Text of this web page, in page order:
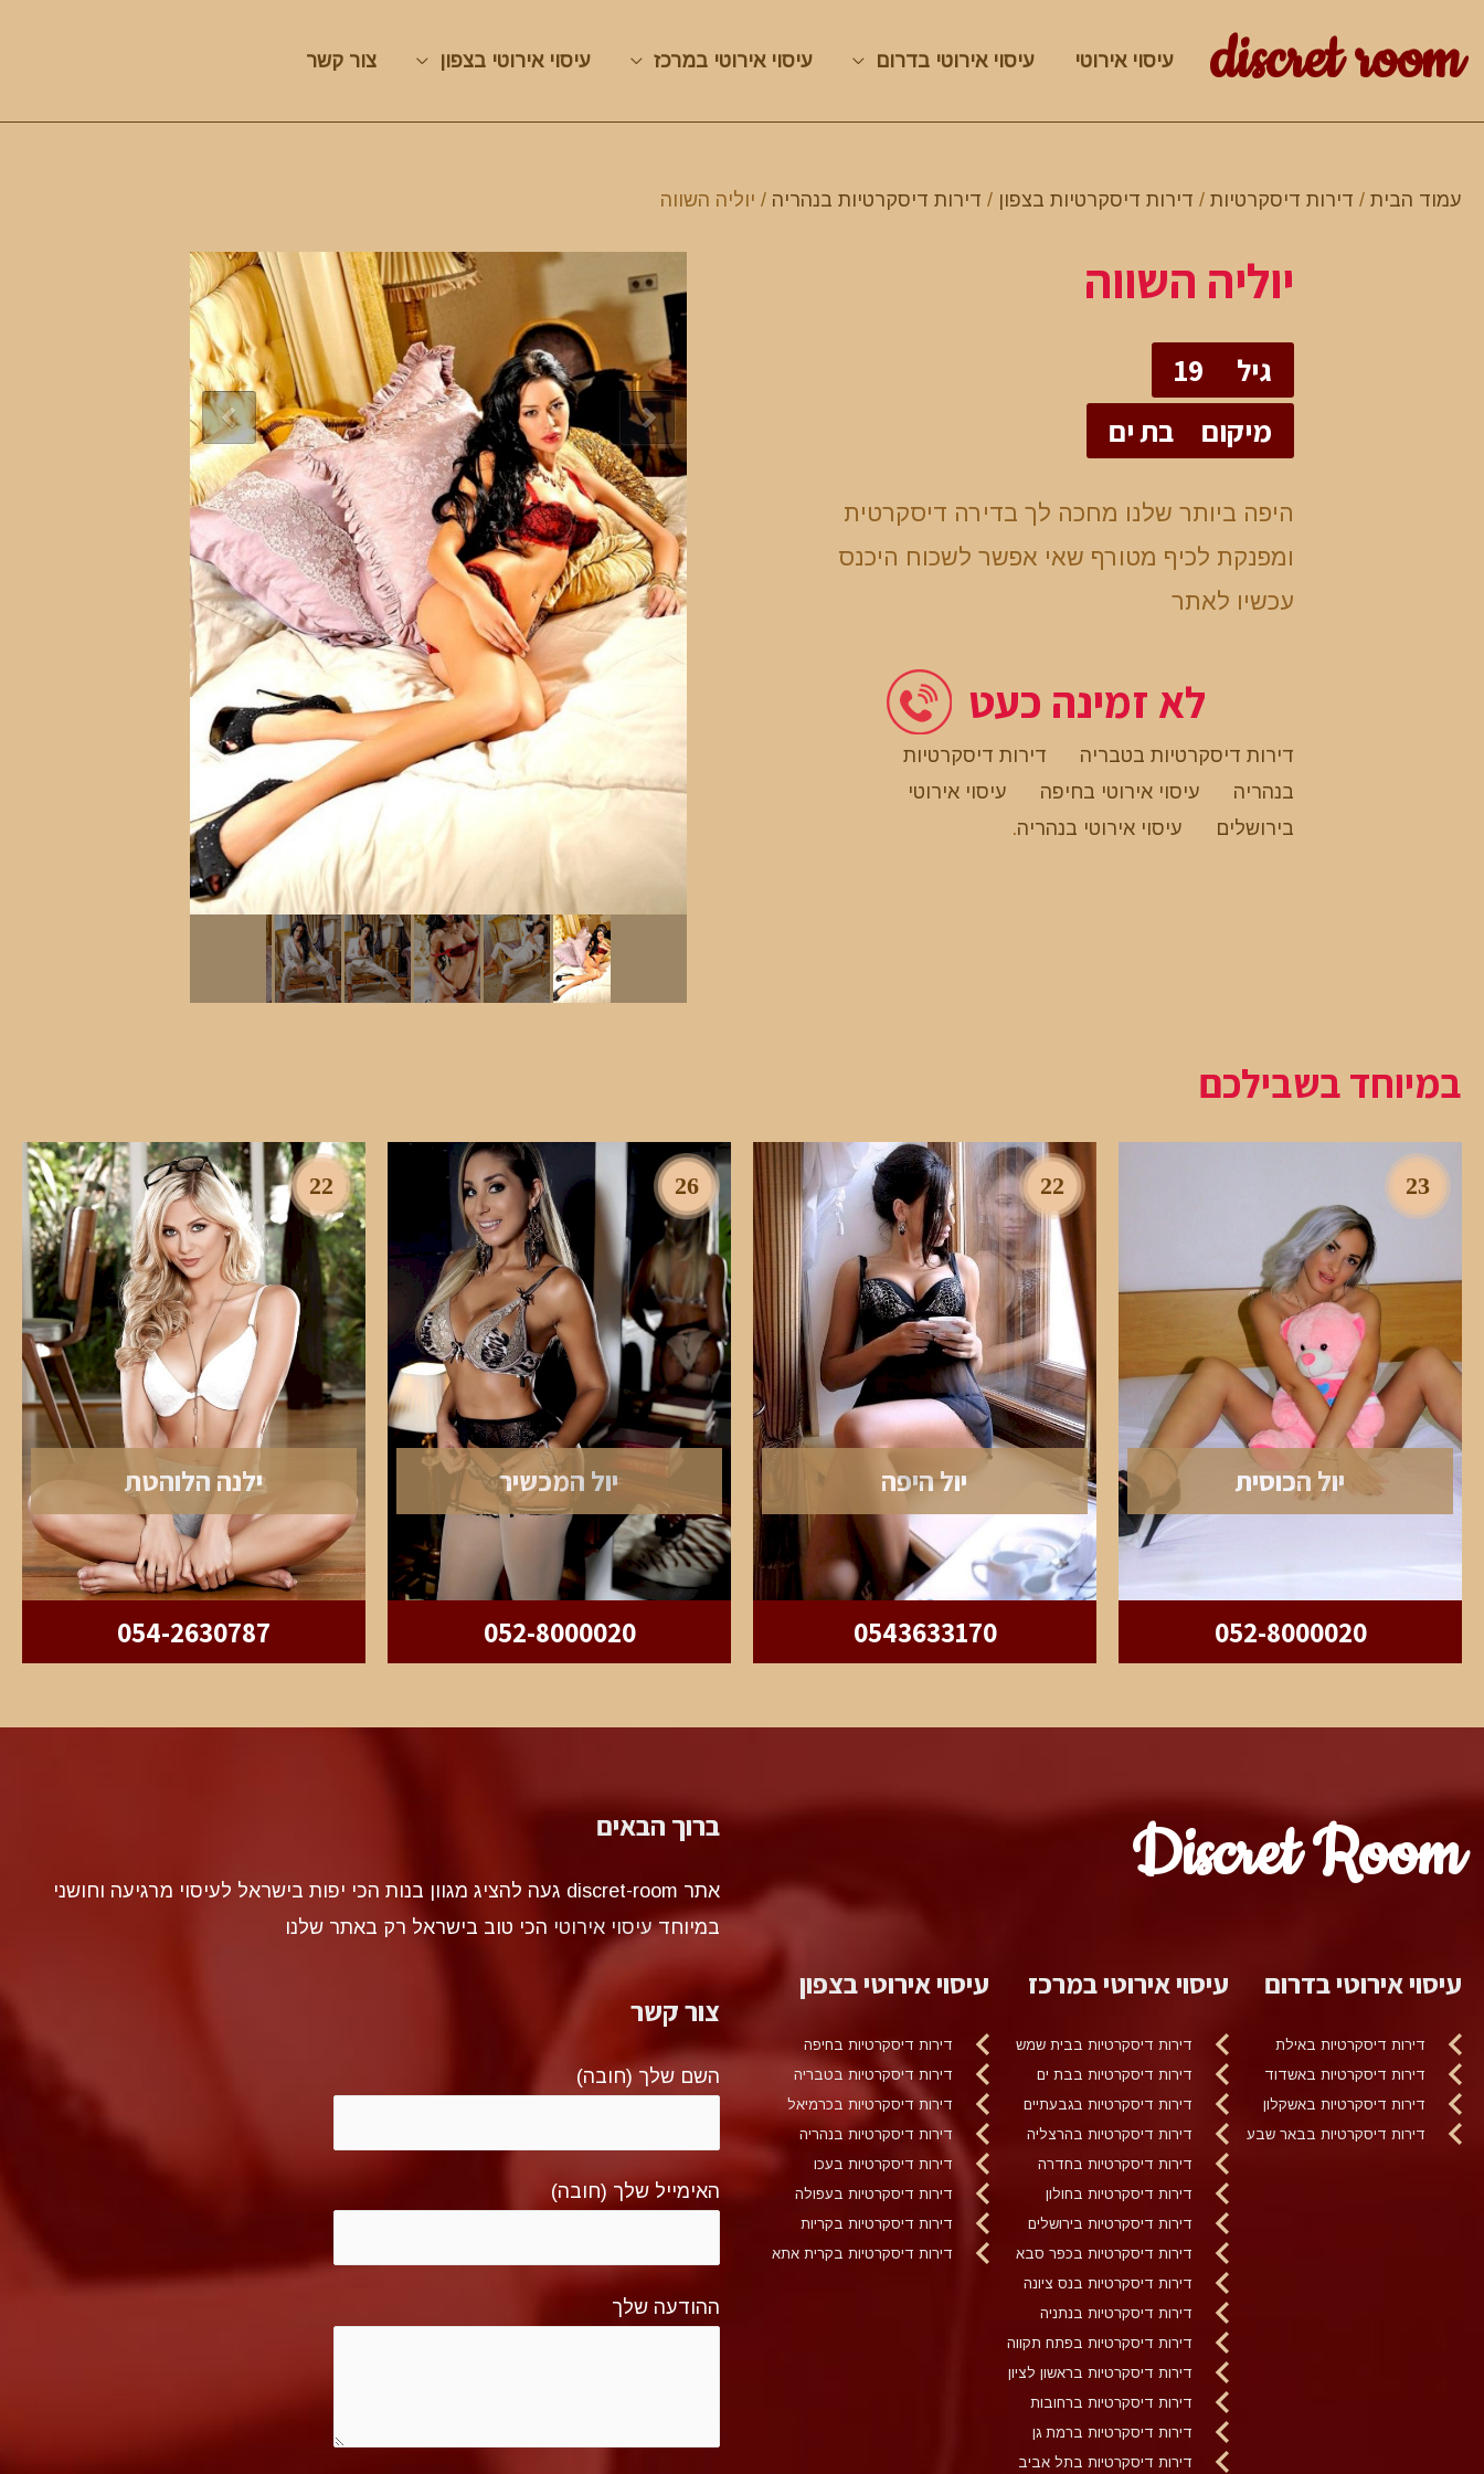
discret room עיסוי אירוטי עיסוי אירוטי בדרום עיסוי אירוטי במרכז עיסוי אירוטי בצפון צור קשר
עמוד הבית / דירות דיסקרטיות / דירות דיסקרטיות בצפון / דירות דיסקרטיות בנהריה / יוליה השווה
יוליה השווה
גיל
19
מיקום
בת ים
היפה ביותר שלנו מחכה לך בדירה דיסקרטית
ומפנקת לכיף מטורף שאי אפשר לשכוח היכנס
עכשיו לאתר
לא זמינה כעט
דירות דיסקרטיות בטבריה
דירות דיסקרטיות
בנהריה
עיסוי אירוטי בחיפה
עיסוי אירוטי
בירושלים
עיסוי אירוטי בנהריה.
במיוחד בשבילכם
23
יול הכוסית
052-8000020
22
יול היפה
0543633170
26
יול המכשיר
052-8000020
22
ילנה הלוהטת
054-2630787
Discret Room
עיסוי אירוטי בדרום
דירות דיסקרטיות באילת
דירות דיסקרטיות באשדוד
דירות דיסקרטיות באשקלון
דירות דיסקרטיות בבאר שבע
עיסוי אירוטי במרכז
דירות דיסקרטיות בבית שמש
דירות דיסקרטיות בבת ים
דירות דיסקרטיות בגבעתיים
דירות דיסקרטיות בהרצליה
דירות דיסקרטיות בחדרה
דירות דיסקרטיות בחולון
דירות דיסקרטיות בירושלים
דירות דיסקרטיות בכפר סבא
דירות דיסקרטיות בנס ציונה
דירות דיסקרטיות בנתניה
דירות דיסקרטיות בפתח תקווה
דירות דיסקרטיות בראשון לציון
דירות דיסקרטיות ברחובות
דירות דיסקרטיות ברמת גן
דירות דיסקרטיות בתל אביב
עיסוי אירוטי בצפון
דירות דיסקרטיות בחיפה
דירות דיסקרטיות בטבריה
דירות דיסקרטיות בכרמיאל
דירות דיסקרטיות בנהריה
דירות דיסקרטיות בעכו
דירות דיסקרטיות בעפולה
דירות דיסקרטיות בקריות
דירות דיסקרטיות בקרית אתא
ברוך הבאים
אתר discret-room געה להציג מגוון בנות הכי יפות בישראל לעיסוי מרגיעה וחושני
במיוחדעיסוי אירוטי הכי טוב בישראל רק באתר שלנו
צור קשר
השם שלך (חובה)
האימייל שלך (חובה)
ההודעה שלך